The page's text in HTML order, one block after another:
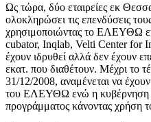
Ως τώρα, δύο εταιρείες εκ
ολοκληρώσει τις επενδύσεις
χρησιμοποιώντας το ΕΛΕΥΘΩ
cubator, Inqlab, Velti Center for
έχουν ιδρυθεί αλλά δεν έχουν
εκατ. που διαθέτουν. Μέχρι το
31/12/2008, αναμένεται να
του ΕΛΕΥΘΩ ενώ η κυβέρνηση
προγράμματος κάνοντας χρήση